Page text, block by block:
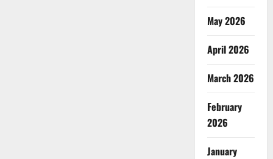
May 2026
April 2026
March 2026
February
2026
January